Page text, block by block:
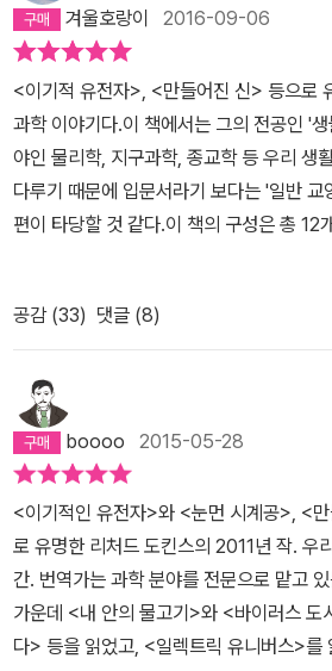
하려고 도모하지 않기 때문이다. 나쁜 일이
어지기 때문이다. ‘왜 나쁜 일이 벌어질까?’
까?’를 물어야 합리적이다. “신화나 설화
지만, 그 속에는 과학이 끈질기게 밝혀낸
있지 않다. 그 이야기들은 우주의 크기와
치료법을 알려주지 않는다. 중력이나 내연
세균, 핵융합, 전기, 마취제에 대해서 말해
인들이 알았던 정보에서 벗어나지 않는다!
‘성스러운 책’들을 썼다면, 또는 불러주었
을 주어 쓰도록 만들었다면, 이처럼 중요
한 마디도 하지 않았다는 것이 참 이상하
는 단호하게 말한다. 과학으로 해명할 수
때, 우리가 안전하게 내릴 수 있는 결론은
로 벌어진 사건이 아니거나(목격자가 착각
속임수에 넘어갔거나), 아니면 현재의 과
것이다. 현재의 과학이 설명하지 못하는 관
뜨렸을 경우, 우리는 멈추지 말고 계속 과
명을 제공해야 한다. 따라서 ‘초자연적 현상
해서는 안 된다고. 수수께끼에 대한 적절한
겨울호랑이 2016-09-06
<이기적 유전자>, <만들어진 신> 등으로
과학 이야기다.이 책에서는 그의 전공인 '
야인 물리학, 지구과학, 종교학 등 우리 생
다루기 때문에 입문서라기 보다는 '일반
편이 타당할 것 같다.이 책의 구성은 총 12
여태까지 얻어진 결론에 대해 답을 하는 방
로 각 장을 이룬 구성을 보니, 예전에 차동
의 구성이 연상된다. 차이가 있다면 <잊혀
면을 다루기 때문에 대부분의 답이 결론이
답이 다소 실망스러웠다. 이에 반해, <현실
학을 통한 논증을 제기하기 때문에 명쾌한
있다고 생각한다. 이 책은 과학 전반을 다룬
물학(최초의 인간, 동물의 다양성, 화학(
(낮과 밤이 생기는 이유, 태양(별)의 정체,
지구 과학(지진의 원인), 통계학(나쁜 일
등) 등 이며 학문 전반에 대해 폭넓게 다루
징은 다음과 같이 요약할 수 있다. 폭 넓은
공감 (33) 댓글 (8)
boooo 2015-05-28
<이기적인 유전자>와 <눈먼 시계공>, <
로 유명한 리처드 도킨스의 2011년 작. 우
간. 번역가는 과학 분야를 전문으로 맡고
가운데 <내 안의 물고기>와 <바이러스 도
다> 등을 읽었고, <일렉트릭 유니버스>를